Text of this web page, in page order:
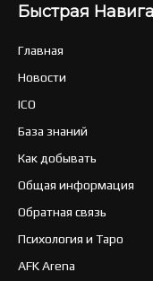
Быстрая
Главная
Новости
ICO
База знаний
Как добывать
Общая информация
Обратная связь
Психология и Таро
AFK Arena